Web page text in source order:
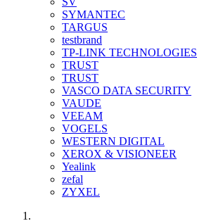
SYMANTEC
TARGUS
testbrand
TP-LINK TECHNOLOGIES
TRUST
TRUST
VASCO DATA SECURITY
VAUDE
VEEAM
VOGELS
WESTERN DIGITAL
XEROX & VISIONEER
Yealink
zefal
ZYXEL